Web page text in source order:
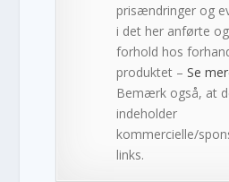
prisændringer og
i det her anførte
forhold hos
produktet –Se
Bemærk også, at
indeholder
kommercielle/
links.